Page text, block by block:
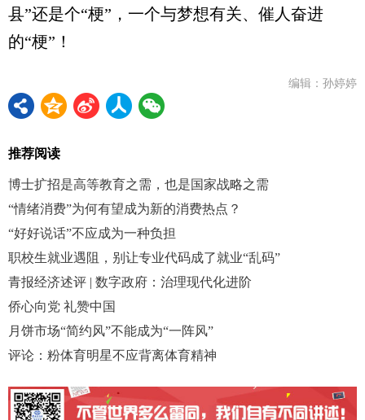
县”还是个“梗”，一个与梦想有关、催人奋进
的“梗”！
编辑：孙婷婷
推荐阅读
博士扩招是高等教育之需，也是国家战略之需
“情绪消费”为何有望成为新的消费热点？
“好好说话”不应成为一种负担
职校生就业遇阻，别让专业代码成了就业“乱码”
青报经济述评 | 数字政府：治理现代化进阶
侨心向党 礼赞中国
月饼市场“简约风”不能成为“一阵风”
评论：粉体育明星不应背离体育精神